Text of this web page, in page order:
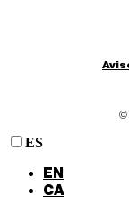
©
ES
EN
CA